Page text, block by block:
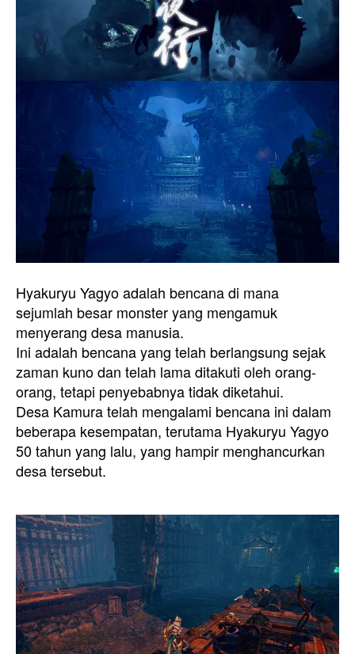
Hyakuryu Yagyo adalah bencana di mana
sejumlah besar monster yang mengamuk
menyerang desa manusia.
Ini adalah bencana yang telah berlangsung sejak
zaman kuno dan telah lama ditakuti oleh orang-
orang, tetapi penyebabnya tidak diketahui.
Desa Kamura telah mengalami bencana ini dalam
beberapa kesempatan, terutama Hyakuryu Yagyo
50 tahun yang lalu, yang hampir menghancurkan
desa tersebut.